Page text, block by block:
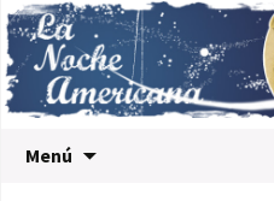
Menú